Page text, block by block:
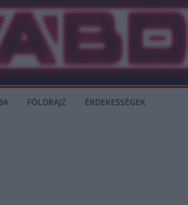
FÖLDRAJZ ÉRDEKESSÉGEK